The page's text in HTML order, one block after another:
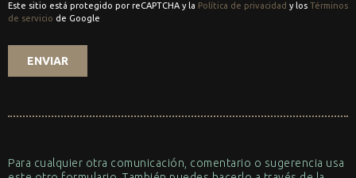
Este sitio está protegido por reCAPTCHA y la Política de privacidad y los Términos
de servicio de Google
ENVIAR
Para cualquier otra comunicación, comentario o sugerencia usa